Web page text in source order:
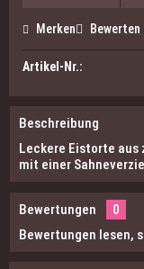
Merken Bewerten
Artikel-Nr.:
Beschreibung
Leckere Eistorte
mit einer
Bewertungen
0
Bewertungen lesen,